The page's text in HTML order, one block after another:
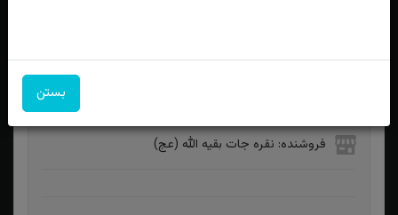
فروشنده: نقره جات بقیه الله (عج)
بستن